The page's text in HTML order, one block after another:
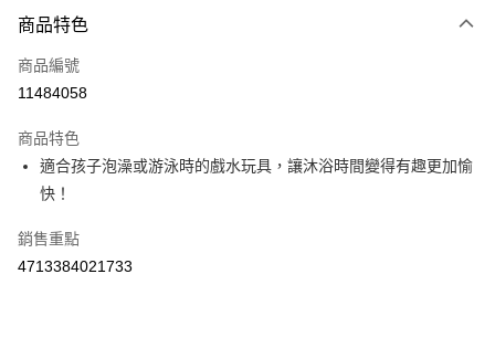
信用卡一次付款
超商取貨付款
Apple Pay
街口支付
悠遊付
商品特色
商品編號
11484058
商品特色
適合孩子泡澡或游泳時的戲水玩具，讓沐浴時間變得有趣更加愉
快！
銷售重點
4713384021733